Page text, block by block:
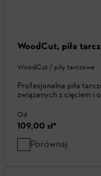
WoodCut, piła
WoodCut / piły tarczowe
Profesjonalna piła
związanych z cięciem i
Od
109,00 zł*
Porównaj